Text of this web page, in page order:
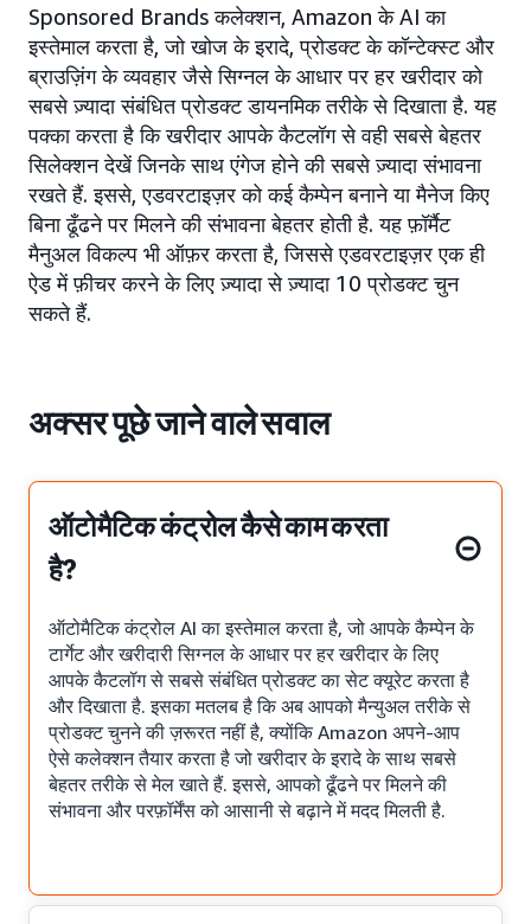
Sponsored Brands कलेक्शन, Amazon के AI का
इस्तेमाल करता है, जो खोज के इरादे, प्रोडक्ट के कॉन्टेक्स्ट और
ब्राउज़िंग के व्यवहार जैसे सिग्नल के आधार पर हर खरीदार को
सबसे ज़्यादा संबंधित प्रोडक्ट डायनमिक तरीके से दिखाता है. यह
पक्का करता है कि खरीदार आपके कैटलॉग से वही सबसे बेहतर
सिलेक्शन देखें जिनके साथ एंगेज होने की सबसे ज़्यादा संभावना
रखते हैं. इससे, एडवरटाइज़र को कई कैम्पेन बनाने या मैनेज किए
बिना ढूँढने पर मिलने की संभावना बेहतर होती है. यह फ़ॉर्मैट
मैनुअल विकल्प भी ऑफ़र करता है, जिससे एडवरटाइज़र एक ही
ऐड में फ़ीचर करने के लिए ज़्यादा से ज़्यादा 10 प्रोडक्ट चुन
सकते हैं.
अक्सर पूछे जाने वाले सवाल
ऑटोमैटिक कंट्रोल कैसे काम करता
है?
ऑटोमैटिक कंट्रोल AI का इस्तेमाल करता है, जो आपके कैम्पेन के
टार्गेट और खरीदारी सिग्नल के आधार पर हर खरीदार के लिए
आपके कैटलॉग से सबसे संबंधित प्रोडक्ट का सेट क्यूरेट करता है
और दिखाता है. इसका मतलब है कि अब आपको मैन्युअल तरीके से
प्रोडक्ट चुनने की ज़रूरत नहीं है, क्योंकि Amazon अपने-आप
ऐसे कलेक्शन तैयार करता है जो खरीदार के इरादे के साथ सबसे
बेहतर तरीके से मेल खाते हैं. इससे, आपको ढूँढने पर मिलने की
संभावना और परफ़ॉर्मेंस को आसानी से बढ़ाने में मदद मिलती है.